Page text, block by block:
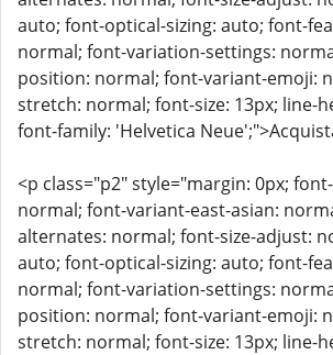
auto; font-optical-sizing: auto; font-
normal; font-variation-settings:
position: normal; font-variant-emoji:
stretch: normal; font-size: 13px; line-
font-family: 'Helvetica
<p class="p2" style="margin: 0px;
normal; font-variant-east-asian:
alternates: normal; font-size-adjust:
auto; font-optical-sizing: auto; font-
normal; font-variation-settings:
position: normal; font-variant-emoji:
stretch: normal; font-size: 13px; line-